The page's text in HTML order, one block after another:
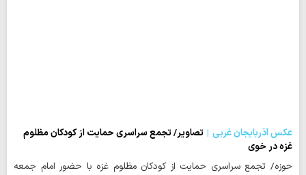
عکس آذربایجان غربی
تصاویر/ تجمع سراسری حمایت از کودکان مظلوم
غزه در خوی
حوزه/ تجمع سراسری حمایت از کودکان مظلوم غزه با حضور امام جمعه